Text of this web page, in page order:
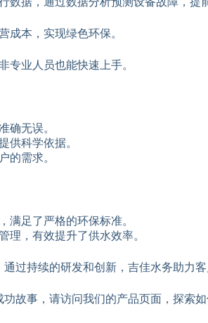
成本，实现绿色环保。
专业人员也能快速上手。
确无误。
供科学依据。
的需求。
满足了严格的环保标准。
理，有效提升了供水效率。
过持续的研发和创新，吉佳水务助力
故事，请访问我们的产品页面，探索